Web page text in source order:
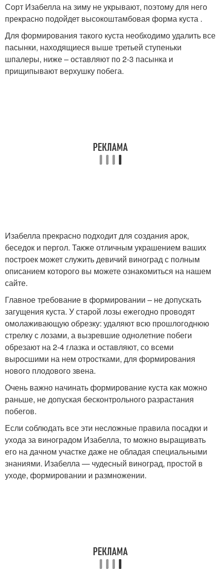
Сорт Изабелла на зиму не укрывают, поэтому для него
прекрасно подойдет высокоштамбовая форма куста .
Для формирования такого куста необходимо удалить все
пасынки, находящиеся выше третьей ступеньки
шпалеры, ниже – оставляют по 2-3 пасынка и
прищипывают верхушку побега.
Изабелла прекрасно подходит для создания арок,
беседок и пергол. Также отличным украшением ваших
построек может служить девичий виноград с полным
описанием которого вы можете ознакомиться на нашем
сайте.
Главное требование в формировании – не допускать
загущения куста. У старой лозы ежегодно проводят
омолаживающую обрезку: удаляют всю прошлогоднюю
стрелку с лозами, а вызревшие однолетние побеги
обрезают на 2-4 глазка и оставляют, со всеми
выросшими на нем отростками, для формирования
нового плодового звена.
Очень важно начинать формирование куста как можно
раньше, не допуская бесконтрольного разрастания
побегов.
Если соблюдать все эти несложные правила посадки и
ухода за виноградом Изабелла, то можно выращивать
его на дачном участке даже не обладая специальными
знаниями. Изабелла — чудесный виноград, простой в
уходе, формировании и размножении.